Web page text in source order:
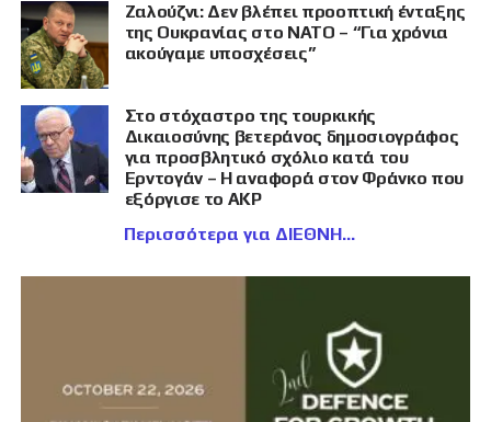
Ζαλούζνι: Δεν βλέπει προοπτική ένταξης
της Ουκρανίας στο ΝΑΤΟ – “Για χρόνια
ακούγαμε υποσχέσεις”
Στο στόχαστρο της τουρκικής
Δικαιοσύνης βετεράνος δημοσιογράφος
για προσβλητικό σχόλιο κατά του
Ερντογάν – Η αναφορά στον Φράνκο που
εξόργισε το AKP
Περισσότερα για ΔΙΕΘΝΗ